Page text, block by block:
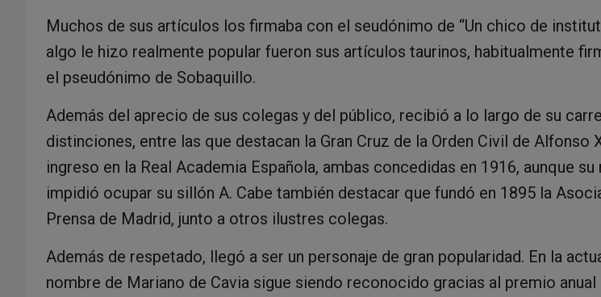
Muchos de sus artículos los firmaba con el seudónimo de “Un chico de
algo le hizo realmente popular fueron sus artículos taurinos, habitualmente
el pseudónimo de Sobaquillo.
Además del aprecio de sus colegas y del público, recibió a lo largo de su
distinciones, entre las que destacan la Gran Cruz de la Orden Civil de Alfonso
ingreso en la Real Academia Española, ambas concedidas en 1916, aunque
impidió ocupar su sillón A. Cabe también destacar que fundó en 1895 la
Prensa de Madrid, junto a otros ilustres colegas.
Además de respetado, llegó a ser un personaje de gran popularidad. En la
nombre de Mariano de Cavia sigue siendo reconocido gracias al premio anual